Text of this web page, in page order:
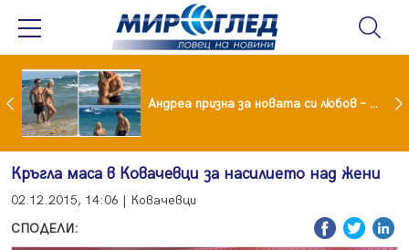
Драма вместо щастие: Звезда от "Татковци" е в болница с високорискова бременност Андреа призна за новата си любов – руснакът Игор
Кръгла маса в Ковачевци за насилието над жени
02.12.2015, 14:06 | Ковачевци
СПОДЕЛИ: